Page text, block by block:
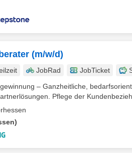
(m/w/d)
JobRad JobTicket
– Ganzheitliche,
Pflege der